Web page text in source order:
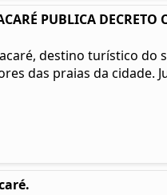
PUBLICA
destino turístico
das praias da cidade.